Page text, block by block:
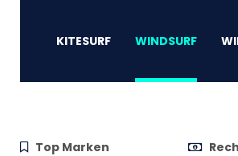
KITESURF WINDSURF
Top Marken